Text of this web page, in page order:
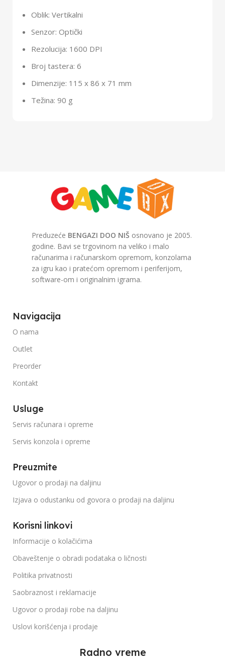
Oblik: Vertikalni
Senzor: Optički
Rezolucija: 1600 DPI
Broj tastera: 6
Dimenzije: 115 x 86 x 71 mm
Težina: 90 g
Preduzeće BENGAZI DOO NIŠ osnovano je 2005.
godine. Bavi se trgovinom na veliko i malo
računarima i računarskom opremom, konzolama
za igru kao i pratećom opremom i periferijom,
software-om i originalnim igrama.
Navigacija
O nama
Outlet
Preorder
Kontakt
Usluge
Servis računara i opreme
Servis konzola i opreme
Preuzmite
Ugovor o prodaji na daljinu
Izjava o odustanku od govora o prodaji na daljinu
Korisni linkovi
Informacije o kolačićima
Obaveštenje o obradi podataka o ličnosti
Politika privatnosti
Saobraznost i reklamacije
Ugovor o prodaji robe na daljinu
Uslovi korišćenja i prodaje
Radno vreme